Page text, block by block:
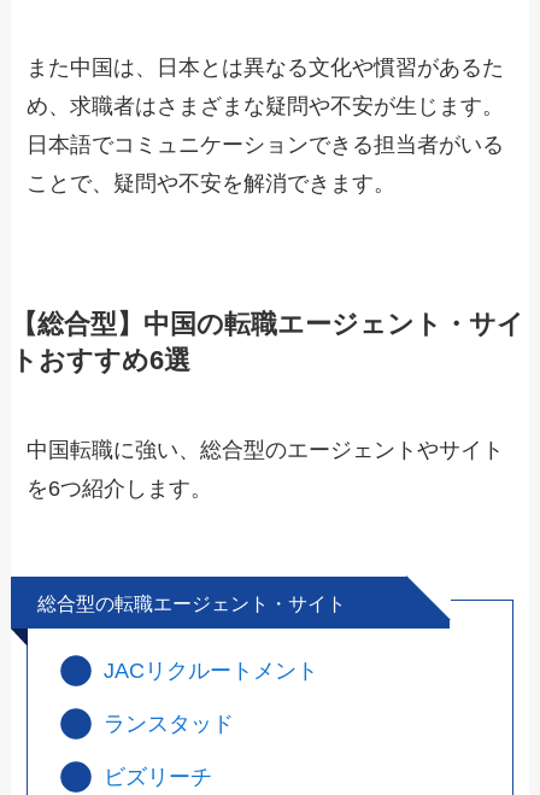
また中国は、日本とは異なる文化や慣習があるた
め、求職者はさまざまな疑問や不安が生じます。
日本語でコミュニケーションできる担当者がいる
ことで、疑問や不安を解消できます。
【総合型】中国の転職エージェント・サイ
トおすすめ6選
中国転職に強い、総合型のエージェントやサイト
を6つ紹介します。
総合型の転職エージェント・サイト
JACリクルートメント
ランスタッド
ビズリーチ